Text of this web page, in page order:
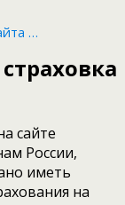
…
сайте
России,
иметь
на